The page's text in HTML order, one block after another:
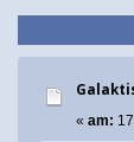
« am: